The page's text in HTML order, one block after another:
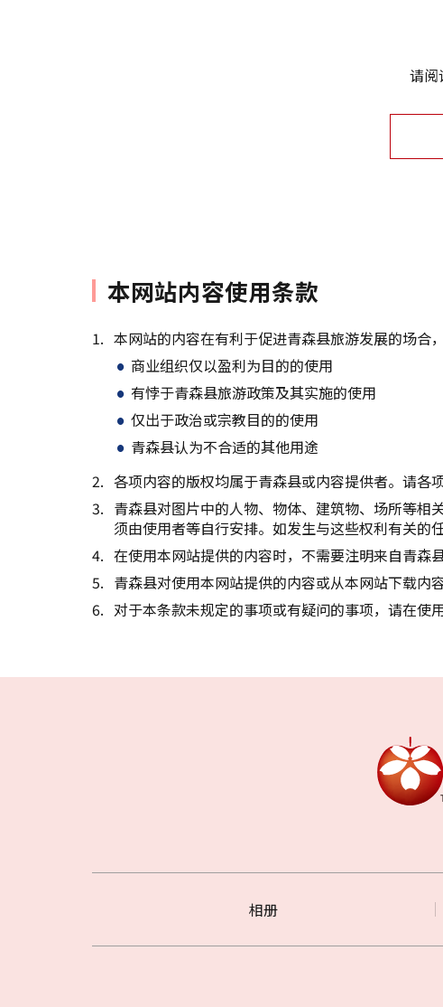
请阅
本网站内容使用条款
本网站的内容在有利于促进青森县旅游发展的场合
商业组织仅以盈利为目的的使用
有悖于青森县旅游政策及其实施的使用
仅出于政治或宗教目的的使用
青森县认为不合适的其他用途
各项内容的版权均属于青森县或内容提供者。请各
青森县对图片中的人物、物体、建筑物、场所等相
须由使用者等自行安排。如发生与这些权利有关的
在使用本网站提供的内容时，不需要注明来自青森县
青森县对使用本网站提供的内容或从本网站下载内
对于本条款未规定的事项或有疑问的事项，请在使
相册